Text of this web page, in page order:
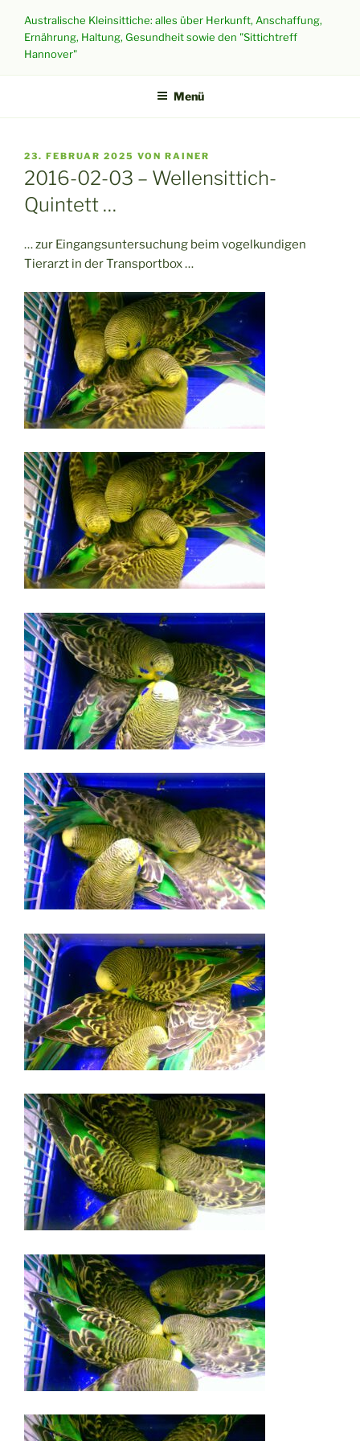
Inhalt
springen
Australische Kleinsittiche: alles über Herkunft, Anschaffung,
Ernährung, Haltung, Gesundheit sowie den "Sittichtreff
Hannover"
Menü
VERÖFFENTLICHT
AM
23. FEBRUAR 2025 VON RAINER
2016-02-03 – Wellensittich-
Quintett …
… zur Eingangsuntersuchung beim vogelkundigen
Tierarzt in der Transportbox …